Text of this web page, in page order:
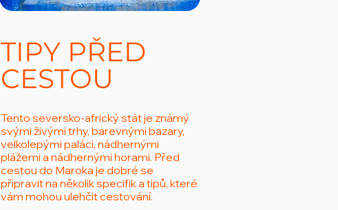
TIPY PŘED
CESTOU
Tento seversko-africký stát je známý
svými živými trhy, barevnými bazary,
velkolepými paláci, nádhernými
plážemi a nádhernými horami. Před
cestou do Maroka je dobré se
připravit na několik specifik a tipů, které
vám mohou ulehčit cestování.